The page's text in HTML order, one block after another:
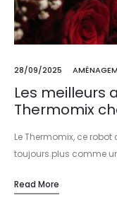
28/09/2025
Les meilleurs
Thermomix
Le Thermomix, ce
toujours plus comme
technologique
Read More